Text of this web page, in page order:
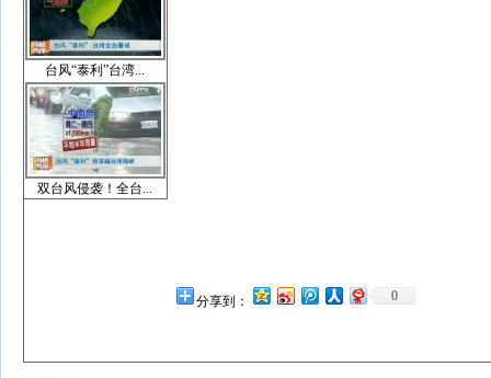
分享到： 0
台风“泰利”台湾...
双台风侵袭！全台...